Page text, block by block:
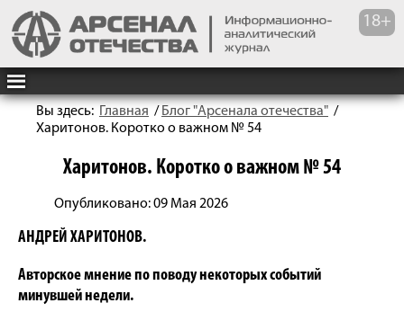
Вы здесь: Главная / Блог "Арсенала отечества" /
Харитонов. Коротко о важном № 54
Харитонов. Коротко о важном № 54
Опубликовано: 09 Мая 2026
АНДРЕЙ ХАРИТОНОВ.
Авторское мнение по поводу некоторых событий
минувшей недели.